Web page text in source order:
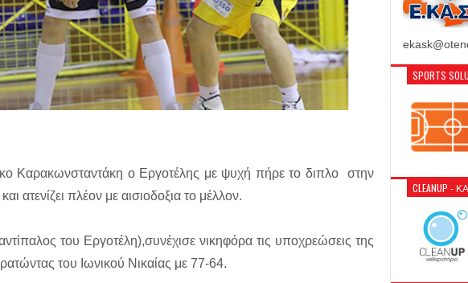
Καρακωνσταντάκη ο Εργοτέλης με ψυχή πήρε το διπλο στην
ατενίζει πλέον με αισιοδοξια το μέλλον.
του Εργοτέλη),συνέχισε νικηφόρα τις υποχρεώσεις της
του Ιωνικού Νικαίας με 77-64.
SPORTS
CLEANUP -